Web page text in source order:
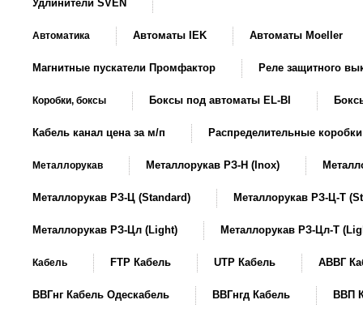
Удлинители SVEN
Автоматика Автоматы IEK Автоматы Moeller
Магнитные пускатели Промфактор Реле защитного
Коробки, боксы Боксы под автоматы EL-BI
Кабель канал цена за м/п Распределительные коробки
Металлорукав Металлорукав РЗ-Н (Inox)
Металлорукав РЗ-Ц (Standard) Металлорукав РЗ-Ц-Т
Металлорукав РЗ-Цл (Light) Металлорукав РЗ-Цл-Т
Кабель FTP Кабель UTP Кабель АВВГ
ВВГнг Кабель Одескабель ВВГнгд Кабель ВВП